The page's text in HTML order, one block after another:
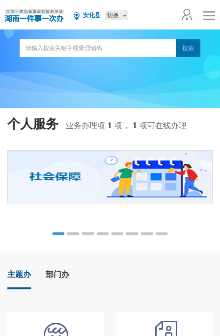
安化县 切换
个人服务 业务办理项 1 项， 1 项可在线办理
主题办 部门办